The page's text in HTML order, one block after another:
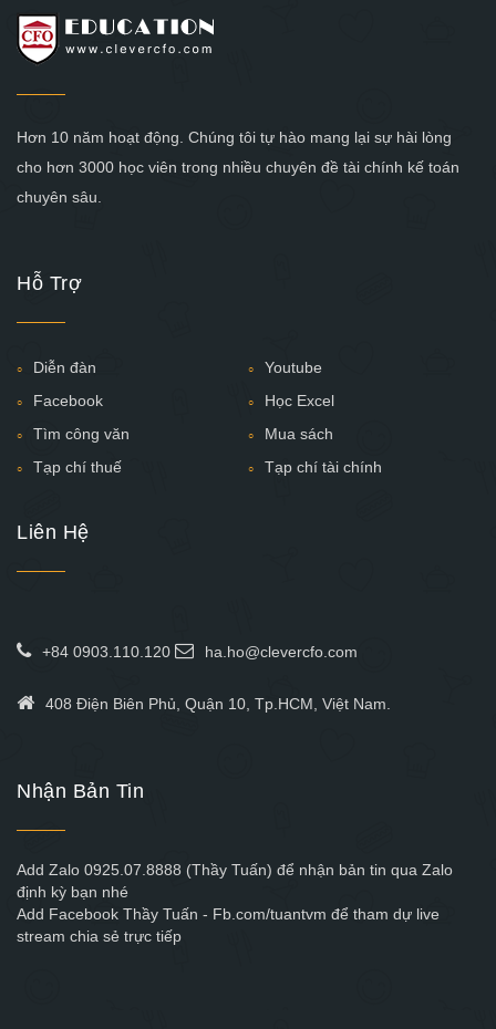
Hơn 10 năm hoạt động. Chúng tôi tự hào mang lại sự hài lòng
cho hơn 3000 học viên trong nhiều chuyên đề tài chính kế toán
chuyên sâu.
Hỗ Trợ
Diễn đàn
Youtube
Facebook
Học Excel
Tìm công văn
Mua sách
Tạp chí thuế
Tạp chí tài chính
Liên Hệ
+84 0903.110.120 ha.ho@clevercfo.com
408 Điện Biên Phủ, Quận 10, Tp.HCM, Việt Nam.
Nhận Bản Tin
Add Zalo 0925.07.8888 (Thầy Tuấn) để nhận bản tin qua Zalo
định kỳ bạn nhé
Add Facebook Thầy Tuấn - Fb.com/tuantvm để tham dự live
stream chia sẻ trực tiếp